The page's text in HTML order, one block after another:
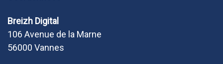
Breizh Digital
106 Avenue de la Marne
56000 Vannes